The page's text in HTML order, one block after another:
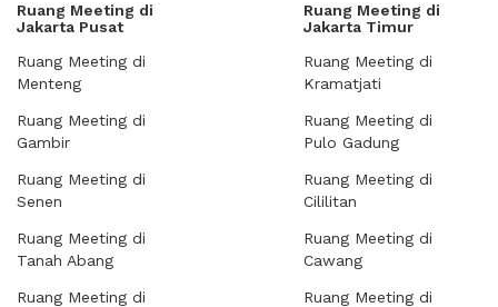
Ruang Meeting di
Jakarta Pusat
Ruang Meeting di
Menteng
Ruang Meeting di
Gambir
Ruang Meeting di
Senen
Ruang Meeting di
Tanah Abang
Ruang Meeting di
Ruang Meeting di
Jakarta Timur
Ruang Meeting di
Kramatjati
Ruang Meeting di
Pulo Gadung
Ruang Meeting di
Cililitan
Ruang Meeting di
Cawang
Ruang Meeting di